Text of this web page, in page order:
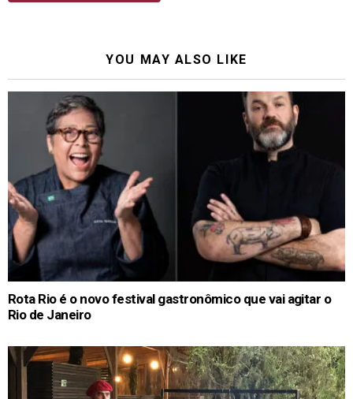
YOU MAY ALSO LIKE
Rota Rio é o novo festival gastronômico que vai agitar o
Rio de Janeiro